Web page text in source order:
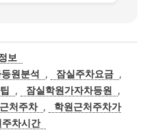
보
원분석 , 잠실주차요금 ,
, 잠실학원가자차등원
,
처주차 ,
학원근처주차가
주차시간